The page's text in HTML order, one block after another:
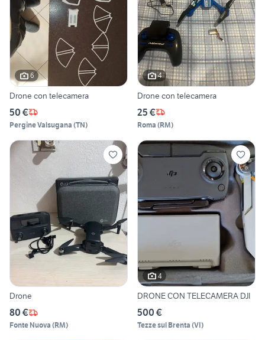
6
Drone con telecamera
50 €
Pergine Valsugana (TN)
4
Drone con telecamera
25 €
Roma (RM)
Drone
80 €
Fonte Nuova (RM)
4
DRONE CON TELECAMERA DJI
500 €
Tezze sul Brenta (VI)